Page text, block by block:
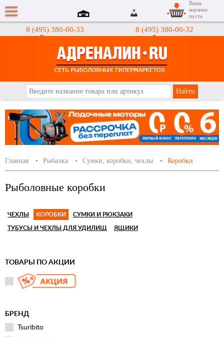
8 (495) 380-00-33
Интернет-магазин
8 (495) 380-00-32
Гипермаркеты
Ваша
корзина
пуста
Главная Рыбалка Сумки, коробки, чехлы Коробки
Рыболовные коробки
ЧЕХЛЫ КОРОБКИ СУМКИ И РЮКЗАКИ
ТУБУСЫ И ЧЕХЛЫ ДЛЯ УДИЛИЩ ЯЩИКИ
ТОВАРЫ ПО АКЦИИ
БРЕНД
Tsuribito